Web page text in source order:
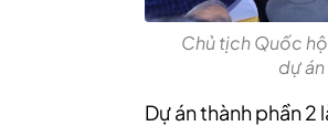
Chủ tịch Quốc
dự
Dự án thành phần